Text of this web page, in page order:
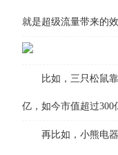
就是超级流量带来的效
比如，三只松鼠靠
亿，如今市值超过300
再比如，小熊电器